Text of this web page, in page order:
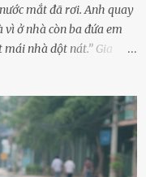
mắt đã rơi. Anh quay
ở nhà còn ba đứa em
nhà dột nát.” Gia
gầy guộc của bà nội –
lúc đó mới chỉ 17 tuổi.
nhưng đã biết làm ruộng,
tất tả về đi học. Người